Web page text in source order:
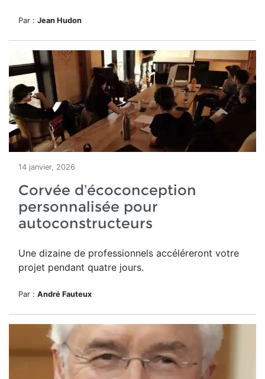
Par : Jean Hudon
14 janvier, 2026
Corvée d’écoconception
personnalisée pour
autoconstructeurs
Une dizaine de professionnels accéléreront votre
projet pendant quatre jours.
Par : André Fauteux